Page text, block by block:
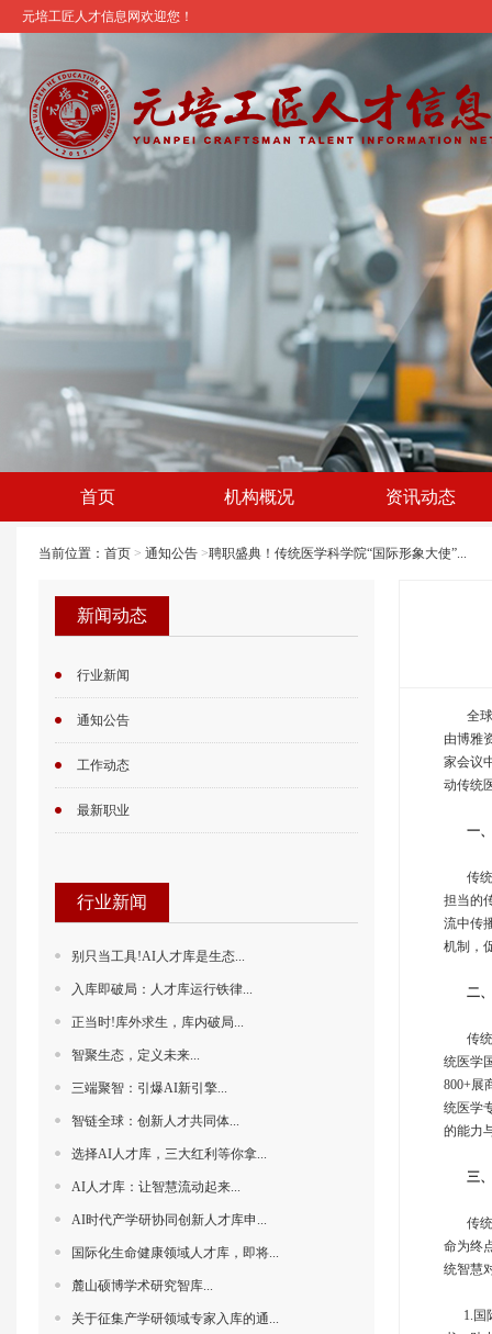
元培工匠人才信息网欢迎您！
首页 机构概况 资讯动态
当前位置： 首页 > 通知公告 >聘职盛典！传统医学科学院“国际形象大使”...
新闻动态
行业新闻
通知公告
工作动态
最新职业
行业新闻
别只当工具!AI人才库是生态...
入库即破局：人才库运行铁律...
正当时!库外求生，库内破局...
智聚生态，定义未来...
三端聚智：引爆AI新引擎...
智链全球：创新人才共同体‌...
选择AI人才库，三大红利等你拿...
AI人才库：让智慧流动起来...
AI时代产学研协同创新人才库申...
国际化生命健康领域人才库，即将...
麓山硕博学术研究智库...
关于征集产学研领域专家入库的通...
全球
由博雅
家会议
动传统
一、‌
传统
担当的
流中传
机制，
二
传统
统医学
800+展
统医学
的能力
三、‌
传统
命为终
统智慧
1.国